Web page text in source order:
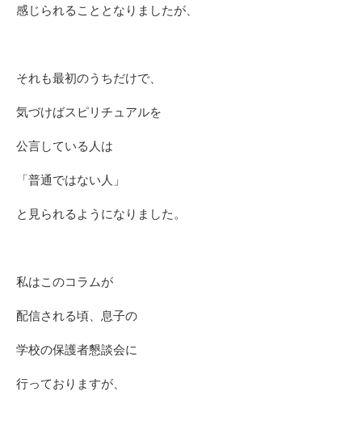
感じられることとなりましたが、
それも最初のうちだけで、
気づけばスピリチュアルを
公言している人は
「普通ではない人」
と見られるようになりました。
私はこのコラムが
配信される頃、息子の
学校の保護者懇談会に
行っておりますが、